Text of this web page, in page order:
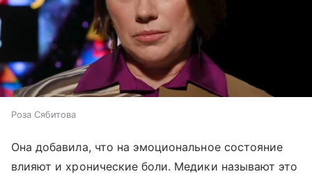
Роза Сябитова
Она добавила, что на эмоциональное состояние
влияют и хронические боли. Медики называют это